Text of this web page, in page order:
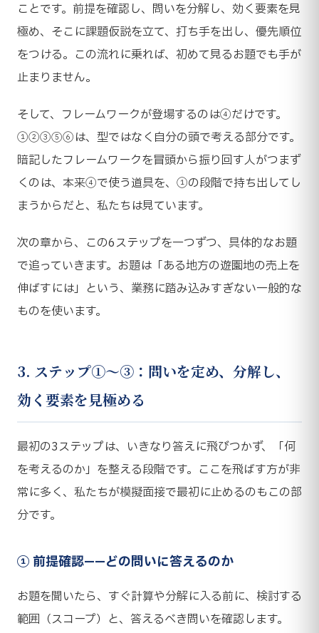
ことです。前提を確認し、問いを分解し、効く要素を見
極め、そこに課題仮説を立て、打ち手を出し、優先順位
をつける。この流れに乗れば、初めて見るお題でも手が
止まりません。
そして、フレームワークが登場するのは④だけです。
①②③⑤⑥は、型ではなく自分の頭で考える部分です。
暗記したフレームワークを冒頭から振り回す人がつまず
くのは、本来④で使う道具を、①の段階で持ち出してし
まうからだと、私たちは見ています。
次の章から、この6ステップを一つずつ、具体的なお題
で追っていきます。お題は「ある地方の遊園地の売上を
伸ばすには」という、業務に踏み込みすぎない一般的な
ものを使います。
3. ステップ①〜③：問いを定め、分解し、
効く要素を見極める
最初の3ステップは、いきなり答えに飛びつかず、「何
を考えるのか」を整える段階です。ここを飛ばす方が非
常に多く、私たちが模擬面接で最初に止めるのもこの部
分です。
① 前提確認——どの問いに答えるのか
お題を聞いたら、すぐ計算や分解に入る前に、検討する
範囲（スコープ）と、答えるべき問いを確認します。